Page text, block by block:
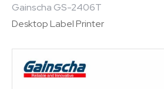
Gainscha GS-2406T
Desktop Label Printer